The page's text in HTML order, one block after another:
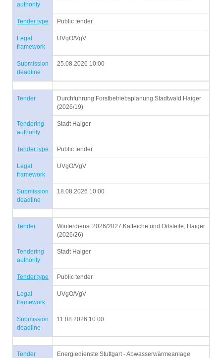
authority
Tender type Public tender
Legal
framework
UVgO/VgV
Submission
deadline
25.08.2026 10:00
Tender
Durchführung Forstbetriebsplanung Stadtwald Haiger
(2026/19)
Tendering
authority
Stadt Haiger
Tender type Public tender
Legal
framework
UVgO/VgV
Submission
deadline
18.08.2026 10:00
Tender
Winterdienst 2026/2027 Kalteiche und Ortsteile, Haiger
(2026/26)
Tendering
authority
Stadt Haiger
Tender type Public tender
Legal
framework
UVgO/VgV
Submission
deadline
11.08.2026 10:00
Tender
Energiedienste Stuttgart - Abwasserwärmeanlage